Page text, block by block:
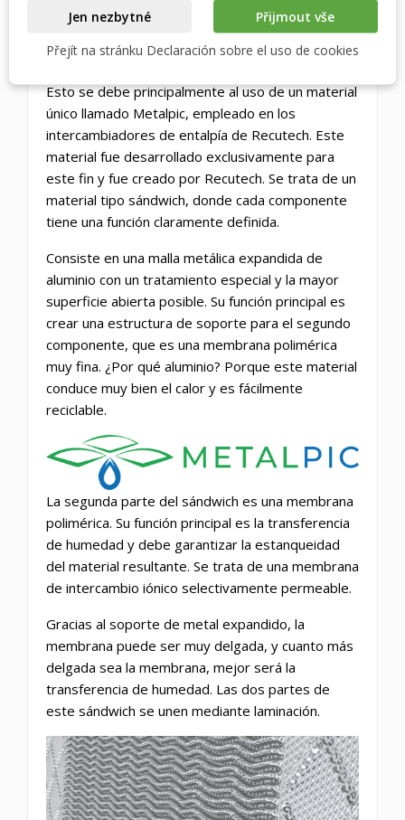
¿Cómo se lograron estos
parámetros?
Esto se debe principalmente al uso de un material
único llamado Metalpic, empleado en los
intercambiadores de entalpía de Recutech. Este
material fue desarrollado exclusivamente para
este fin y fue creado por Recutech. Se trata de un
material tipo sándwich, donde cada componente
tiene una función claramente definida.
Consiste en una malla metálica expandida de
aluminio con un tratamiento especial y la mayor
superficie abierta posible. Su función principal es
crear una estructura de soporte para el segundo
componente, que es una membrana polimérica
muy fina. ¿Por qué aluminio? Porque este material
conduce muy bien el calor y es fácilmente
reciclable.
La segunda parte del sándwich es una membrana
polimérica. Su función principal es la transferencia
de humedad y debe garantizar la estanqueidad
del material resultante. Se trata de una membrana
de intercambio iónico selectivamente permeable.
Gracias al soporte de metal expandido, la
membrana puede ser muy delgada, y cuanto más
delgada sea la membrana, mejor será la
transferencia de humedad. Las dos partes de
este sándwich se unen mediante laminación.
Jen nezbytné
Přijmout vše
Přejít na stránku Declaración sobre el uso de cookies